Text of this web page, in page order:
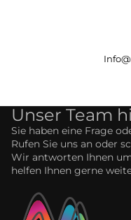
Unser Team
Sie haben eine Frage
Rufen Sie uns an oder
Wir antworten Ihnen
helfen Ihnen gerne